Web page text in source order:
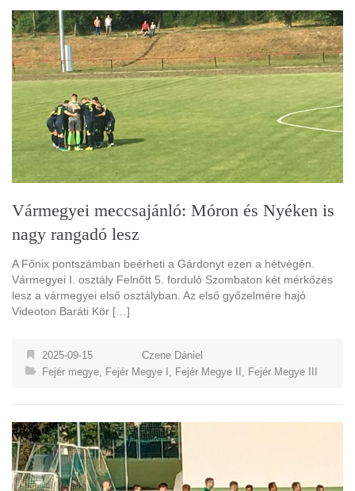
Vármegyei meccsajánló: Móron és Nyéken is
nagy rangadó lesz
A Főnix pontszámban beérheti a Gárdonyt ezen a hétvégén.
Vármegyei I. osztály Felnőtt 5. forduló Szombaton két mérkőzés
lesz a vármegyei első osztályban. Az első győzelmére hajó
Videoton Baráti Kör […]
2025-09-15
Czene Dániel
Fejér megye
Fejér Megye I Fejér Megye II Fejér Megye III